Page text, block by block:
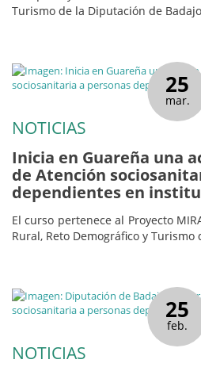
Turismo de la Diputación de
25
mar.
NOTICIAS
Inicia en Guareña una
de Atención
dependientes en
El curso pertenece al Proyecto
Rural, Reto Demográfico y
25
feb.
NOTICIAS